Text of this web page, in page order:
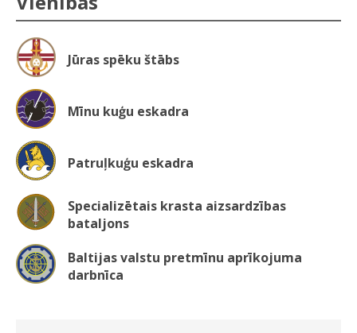
Jūras spēku štābs
Mīnu kuģu eskadra
Patruļkuģu eskadra
Specializētais krasta aizsardzības
bataljons
Baltijas valstu pretmīnu aprīkojuma
darbnīca